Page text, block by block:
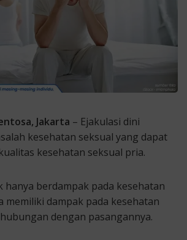
Jakarta – Ejakulasi dini
kesehatan seksual yang dapat
kesehatan seksual pria.
hanya berdampak pada kesehatan
memiliki dampak pada kesehatan
dengan pasangannya.